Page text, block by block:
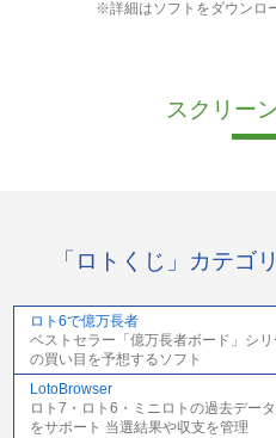
※詳細はソフトをダウンロ
スクリー
「ロトくじ」カテゴ
ロト6で億万長者
ベストセラー「億万長者ボード」シ
の買い目を予想するソフト
LotoBrowser
ロト7・ロト6・ミニロトの過去デー
をサポート 当選結果や収支を管理